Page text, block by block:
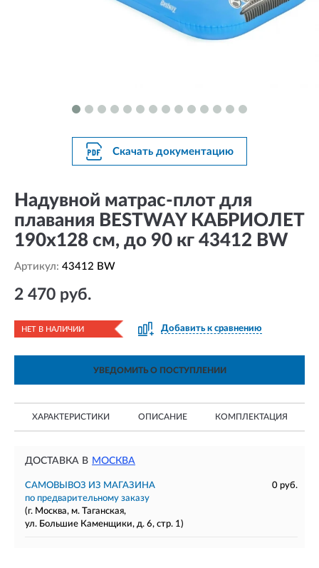
Скачать документацию
Надувной матрас-плот для
плавания BESTWAY КАБРИОЛЕТ
190х128 см, до 90 кг 43412 BW
Артикул: 43412 BW
2 470 руб.
НЕТ В НАЛИЧИИ Добавить к сравнению
УВЕДОМИТЬ О ПОСТУПЛЕНИИ
ХАРАКТЕРИСТИКИ ОПИСАНИЕ КОМПЛЕКТАЦИЯ
ДОСТАВКА В МОСКВА
САМОВЫВОЗ ИЗ МАГАЗИНА
0 руб.
по предварительному заказу
(г. Москва, м. Таганская,
ул. Большие Каменщики, д. 6, стр. 1)